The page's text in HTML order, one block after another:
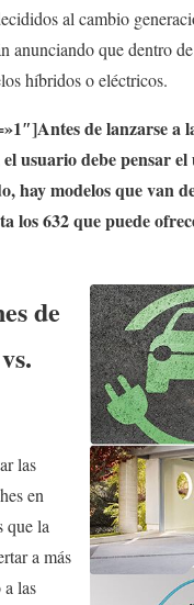
al cambio
anunciando que dentro
híbridos o eléctricos.
de lanzarse a
usuario debe pensar
hay modelos que van
los 632 que puede
de
las
en
que la
a más
las